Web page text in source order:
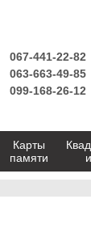
067-441-22-82
063-663-49-85
099-168-26-12
Карты
памяти